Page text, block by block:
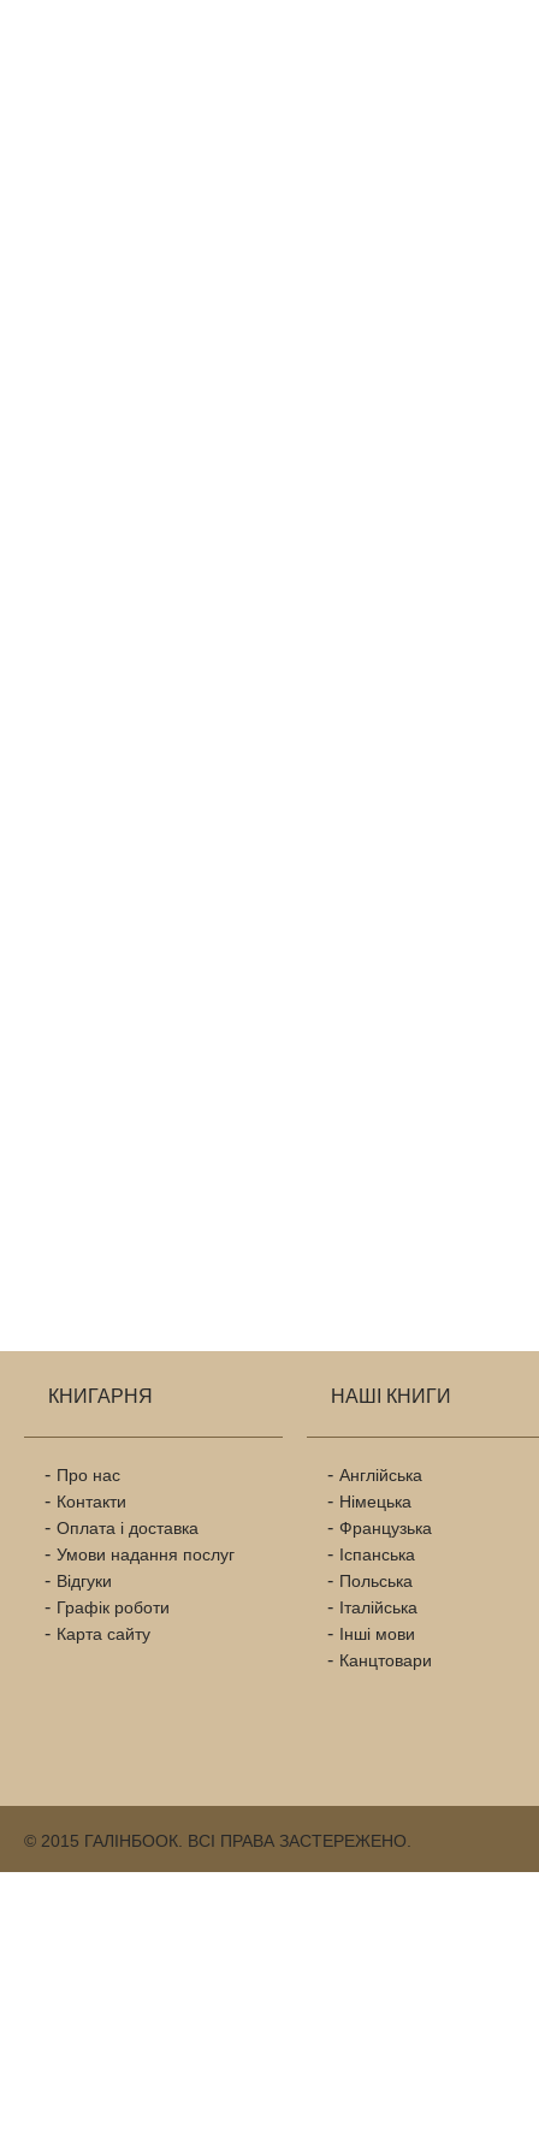
КНИГАРНЯ
Про нас
Контакти
Оплата і доставка
Умови надання послуг
Відгуки
Графік роботи
Карта сайту
НАШІ КНИГИ
Англійська
Німецька
Французька
Іспанська
Польська
Італійська
Інші мови
Канцтовари
© 2015 ГАЛІНБООК. ВСІ ПРАВА ЗАСТЕРЕЖЕНО.